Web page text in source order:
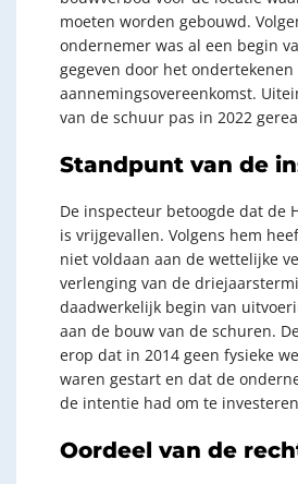
moeten worden gebouwd.
ondernemer was al een begin
gegeven door het ondertekenen
aannemingsovereenkomst.
van de schuur pas in 2022
Standpunt van de
De inspecteur betoogde dat de
is vrijgevallen. Volgens hem
niet voldaan aan de wettelijke
verlenging van de
daadwerkelijk begin van
aan de bouw van de schuren.
erop dat in 2014 geen fysieke
waren gestart en dat de
de intentie had om te
Oordeel van de